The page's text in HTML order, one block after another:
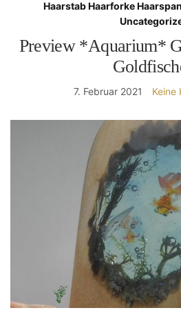
Haarstab Haarforke
Preview *Aquarium*
7. Februar 2021 Keine